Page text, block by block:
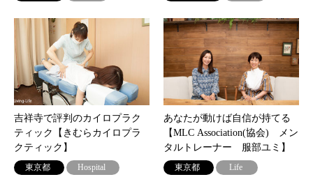
吉祥寺で評判のカイロプラク
ティック【きむらカイロプラ
クティック】
東京都 Hospital
あなたが動けば自信が持てる
【MLC Association(協会) メン
タルトレーナー 服部ユミ】
東京都 Life